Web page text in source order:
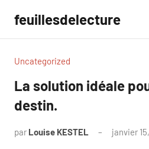
contenu
feuillesdelecture
Uncategorized
La solution idéale
destin.
par Louise KESTEL janvier